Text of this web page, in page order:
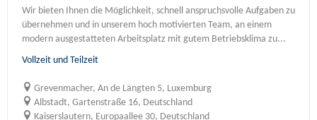
Wir bieten Ihnen die Möglichkeit, schnell anspruchsvolle Aufgaben zu
übernehmen und in unserem hoch motivierten Team, an einem
modern ausgestatteten Arbeitsplatz mit gutem Betriebsklima zu...
Vollzeit und Teilzeit
Grevenmacher, An de Längten 5, Luxemburg
Albstadt, Gartenstraße 16, Deutschland
Kaiserslautern, Europaallee 30, Deutschland